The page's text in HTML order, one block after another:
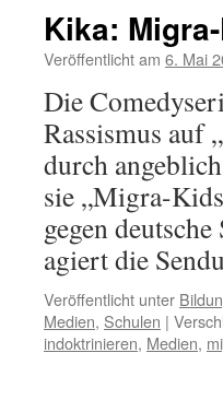
Kika:
Veröffentlicht am 6. Mai
Die
Rassismus auf
durch
sie „Migra-
gegen
agiert die
Veröffentlicht unter
Medien, Schulen |
indoktrinieren, Medien,